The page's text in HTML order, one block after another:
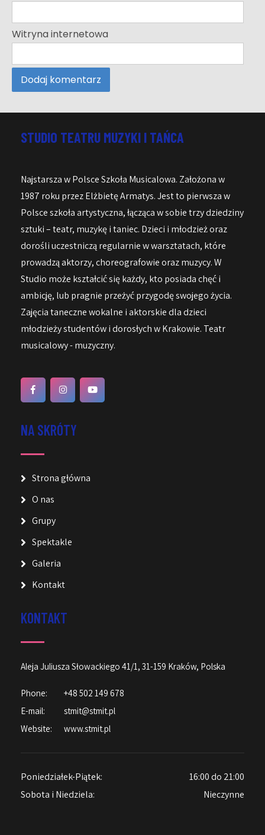
Witryna internetowa
STUDIO TEATRU MUZYKI I TAŃCA
Najstarsza w Polsce Szkoła Musicalowa. Założona w
1987 roku przez Elżbietę Armatys. Jest to pierwsza w
Polsce szkoła artystyczna, łącząca w sobie trzy dziedziny
sztuki – teatr, muzykę i taniec. Dzieci i młodzież oraz
dorośli uczestniczą regularnie w warsztatach, które
prowadzą aktorzy, choreografowie oraz muzycy. W
Studio może kształcić się każdy, kto posiada chęć i
ambicję, lub pragnie przeżyć przygodę swojego życia.
Zajęcia taneczne wokalne i aktorskie dla dzieci
młodzieży studentów i dorosłych w Krakowie. Teatr
musicalowy - muzyczny.
NA SKRÓTY
Strona główna
O nas
Grupy
Spektakle
Galeria
Kontakt
KONTAKT
Aleja Juliusza Słowackiego 41/1, 31-159 Kraków, Polska
Phone:
+48 502 149 678
E-mail:
stmit@stmit.pl
Website:
www.stmit.pl
Poniedziałek-Piątek:
16:00 do 21:00
Sobota i Niedziela:
Nieczynne